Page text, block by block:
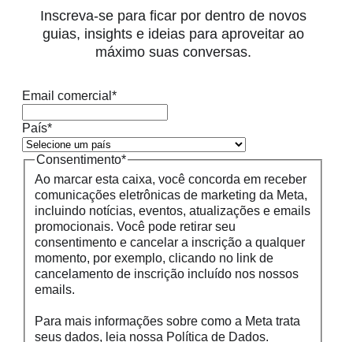
Inscreva-se para ficar por dentro de novos
guias, insights e ideias para aproveitar ao
máximo suas conversas.
Email comercial *
País*
Consentimento*
Ao marcar esta caixa, você concorda em receber
comunicações eletrônicas de marketing da Meta,
incluindo notícias, eventos, atualizações e emails
promocionais. Você pode retirar seu
consentimento e cancelar a inscrição a qualquer
momento, por exemplo, clicando no link de
cancelamento de inscrição incluído nos nossos
emails.
Para mais informações sobre como a Meta trata
seus dados, leia nossa Política de Dados.